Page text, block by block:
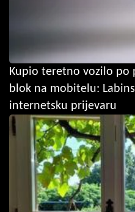
Kupio teretno vozilo
blok na mobitelu:
internetsku prijevaru